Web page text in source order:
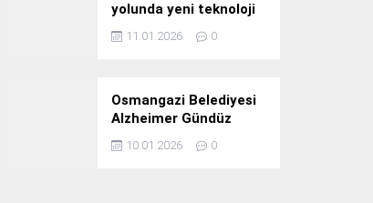
yolunda yeni teknoloji
yatırımı
11.01.2026 0
Osmangazi Belediyesi
Alzheimer Gündüz
Bakım Evi 3. Yılını
Kutladı
10.01.2026 0